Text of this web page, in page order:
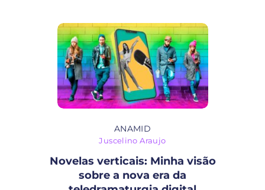
ANAMID
Juscelino Araujo
Novelas verticais: Minha visão
sobre a nova era da